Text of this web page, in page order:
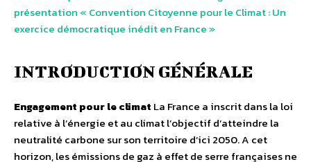
présentation « Convention Citoyenne pour le Climat : Un
exercice démocratique inédit en France »
INTRODUCTION GÉNÉRALE
Engagement pour le climat La France a inscrit dans la loi
relative à l’énergie et au climat l’objectif d’atteindre la
neutralité carbone sur son territoire d’ici 2050. A cet
horizon, les émissions de gaz à effet de serre françaises ne